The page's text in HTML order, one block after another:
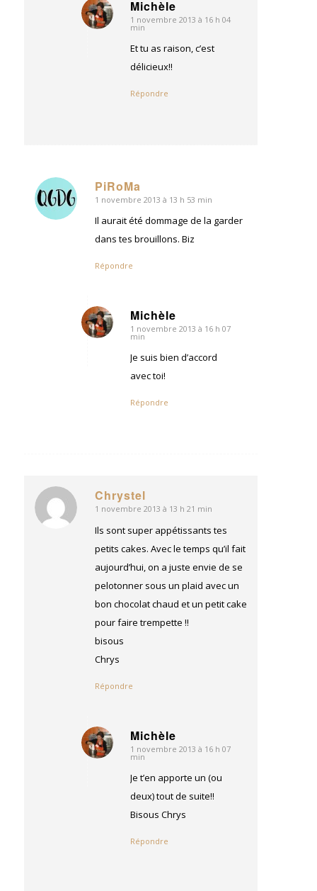
Michèle
dit
1 novembre 2013 à 16 h 04
min
Et tu as raison, c’est
délicieux!!
Répondre
PiRoMa
dit
:
1 novembre 2013 à 13 h 53 min
Il aurait été dommage de la garder
dans tes brouillons. Biz
Répondre
Michèle
dit
1 novembre 2013 à 16 h 07
min
Je suis bien d’accord
avec toi!
Répondre
Chrystel
dit
1 novembre 2013 à 13 h 21 min
Ils sont super appétissants tes
petits cakes. Avec le temps qu’il fait
aujourd’hui, on a juste envie de se
pelotonner sous un plaid avec un
bon chocolat chaud et un petit cake
pour faire trempette !!
bisous
Chrys
Répondre
Michèle
dit
1 novembre 2013 à 16 h 07
min
Je t’en apporte un (ou
deux) tout de suite!!
Bisous Chrys
Répondre